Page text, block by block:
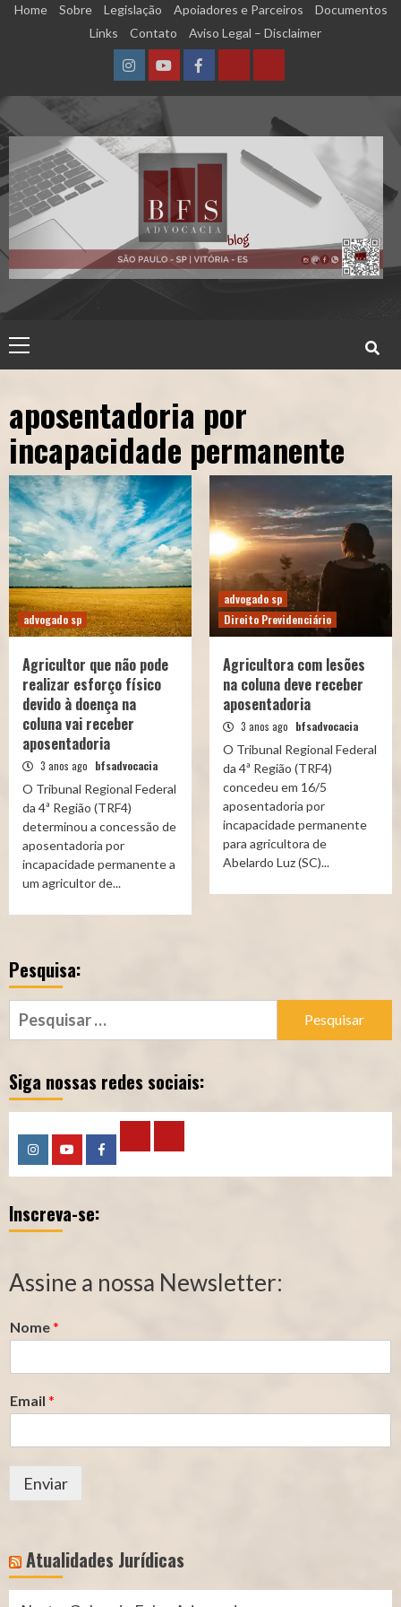
SkipHome Sobre Legislação Apoiadores e Parceiros
Documentos
Links
Contato Aviso Legal – Disclaimer
InstagramYouTubeFacebookCalculadora
Qualidade
de
Segurado
(INSS)
Calculadora
Tempo
de
Contribuição
Menu
aposentadoria por
incapacidade permanente
advogado sp
Agricultor que não pode
realizar esforço físico
devido à doença na
coluna vai receber
aposentadoria
3 anos ago bfsadvocacia
O Tribunal Regional Federal
da 4ª Região (TRF4)
determinou a concessão de
aposentadoria por
incapacidade permanente a
um agricultor de...
advogado sp
Direito Previdenciário
Agricultora com lesões
na coluna deve receber
aposentadoria
3 anos ago bfsadvocacia
O Tribunal Regional Federal
da 4ª Região (TRF4)
concedeu em 16/5
aposentadoria por
incapacidade permanente
para agricultora de
Abelardo Luz (SC)...
Pesquisa:
Pesquisar
por:
Siga nossas redes sociais:
InstagramYouTubeFacebook
Calculadora
–
Segurado
Calculadora
–
Contribuição
Inscreva-se:
Assine a nossa Newsletter:
Nome*
Email *
Enviar
Atualidades Jurídicas